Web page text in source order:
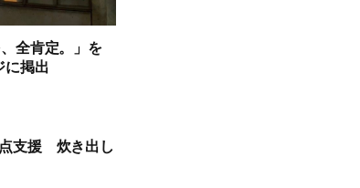
全肯定。」を
に掲出
支援 炊き出し